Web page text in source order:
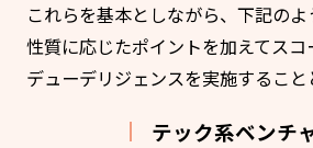
これらを基本としながら、下記の
性質に応じたポイントを加えてス
デューデリジェンスを実施すること
テック系ベンチ